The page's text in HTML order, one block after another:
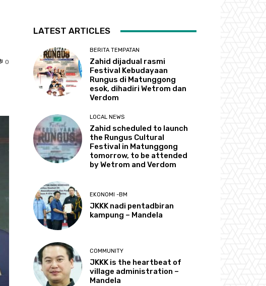
0
LATEST ARTICLES
BERITA TEMPATAN
Zahid dijadual rasmi
Festival Kebudayaan
Rungus di Matunggong
esok, dihadiri Wetrom dan
Verdom
LOCAL NEWS
Zahid scheduled to launch
the Rungus Cultural
Festival in Matunggong
tomorrow, to be attended
by Wetrom and Verdom
EKONOMI -BM
JKKK nadi pentadbiran
kampung – Mandela
COMMUNITY
JKKK is the heartbeat of
village administration –
Mandela